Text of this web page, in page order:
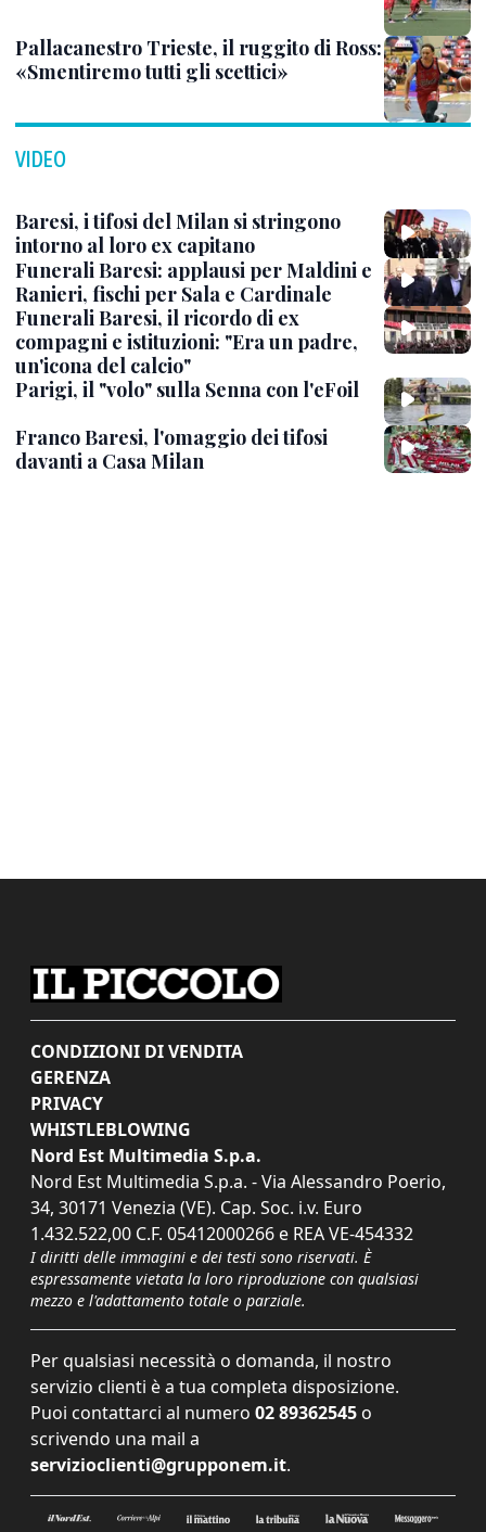
Pallacanestro Trieste, il ruggito di Ross:
«Smentiremo tutti gli scettici»
VIDEO
Baresi, i tifosi del Milan si stringono
intorno al loro ex capitano
Funerali Baresi: applausi per Maldini e
Ranieri, fischi per Sala e Cardinale
Funerali Baresi, il ricordo di ex
compagni e istituzioni: "Era un padre,
un'icona del calcio"
Parigi, il "volo" sulla Senna con l'eFoil
Franco Baresi, l'omaggio dei tifosi
davanti a Casa Milan
CONDIZIONI DI VENDITA
GERENZA
PRIVACY
WHISTLEBLOWING
Nord Est Multimedia S.p.a.
Nord Est Multimedia S.p.a. - Via Alessandro Poerio,
34, 30171 Venezia (VE). Cap. Soc. i.v. Euro
1.432.522,00 C.F. 05412000266 e REA VE-454332
I diritti delle immagini e dei testi sono riservati. È
espressamente vietata la loro riproduzione con qualsiasi
mezzo e l'adattamento totale o parziale.
Per qualsiasi necessità o domanda, il nostro
servizio clienti è a tua completa disposizione.
Puoi contattarci al numero 02 89362545 o
scrivendo una mail a
servizioclienti@grupponem.it.